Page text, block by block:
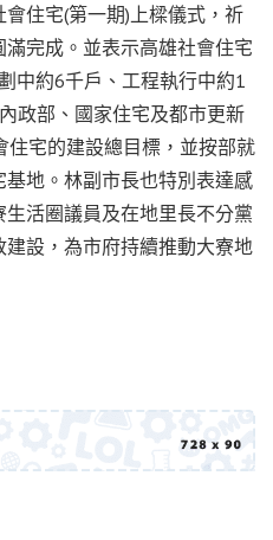
住宅(第一期)上樑儀式，祈
完成。並表示高雄社會住宅
中約6千戶、工程執行中約1
政部、國家住宅及都市更新
住宅的建設總目標，並按部就
地。林副市長也特別表達感
活圈議員及在地里長不分黨
設，為市府持續推動大寮地